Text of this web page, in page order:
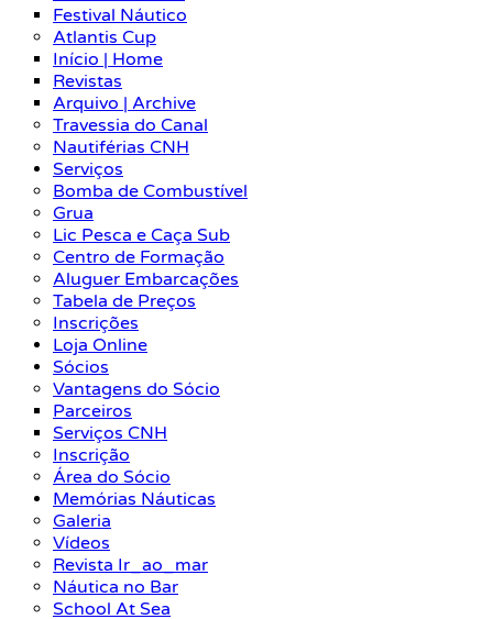
Festival Náutico
Atlantis Cup
Início | Home
Revistas
Arquivo | Archive
Travessia do Canal
Nautiférias CNH
Serviços
Bomba de Combustível
Grua
Lic Pesca e Caça Sub
Centro de Formação
Aluguer Embarcações
Tabela de Preços
Inscrições
Loja Online
Sócios
Vantagens do Sócio
Parceiros
Serviços CNH
Inscrição
Área do Sócio
Memórias Náuticas
Galeria
Vídeos
Revista Ir_ao_mar
Náutica no Bar
School At Sea